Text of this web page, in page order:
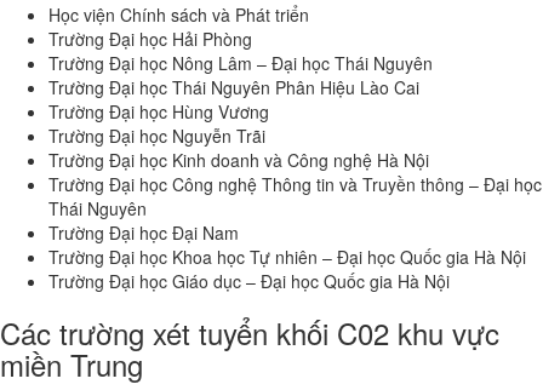
Học viện Chính sách và Phát triển
Trường Đại học Hải Phòng
Trường Đại học Nông Lâm – Đại học Thái Nguyên
Trường Đại học Thái Nguyên Phân Hiệu Lào Cai
Trường Đại học Hùng Vương
Trường Đại học Nguyễn Trãi
Trường Đại học Kinh doanh và Công nghệ Hà Nội
Trường Đại học Công nghệ Thông tin và Truyền thông – Đại học
Thái Nguyên
Trường Đại học Đại Nam
Trường Đại học Khoa học Tự nhiên – Đại học Quốc gia Hà Nội
Trường Đại học Giáo dục – Đại học Quốc gia Hà Nội
Các trường xét tuyển khối C02 khu vực
miền Trung